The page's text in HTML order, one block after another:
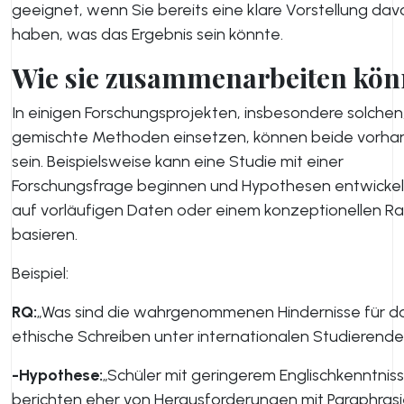
geeignet, wenn Sie bereits eine klare Vorstellung
haben, was das Ergebnis sein könnte.
Wie sie zusammenarbeiten
In einigen Forschungsprojekten, insbesondere
gemischte Methoden einsetzen, können beide
sein. Beispielsweise kann eine Studie mit einer
Forschungsfrage beginnen und Hypothesen
auf vorläufigen Daten oder einem konzeptionellen
basieren.
Beispiel:
RQ:„Was sind die wahrgenommenen Hindernisse für
ethische Schreiben unter internationalen
-Hypothese:„Schüler mit geringerem
berichten eher von Herausforderungen mit